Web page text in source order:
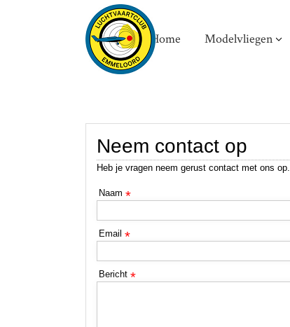
Home Modelvliegen
Neem contact op
Heb je vragen neem gerust contact met ons op.
Naam *
Email *
Bericht *